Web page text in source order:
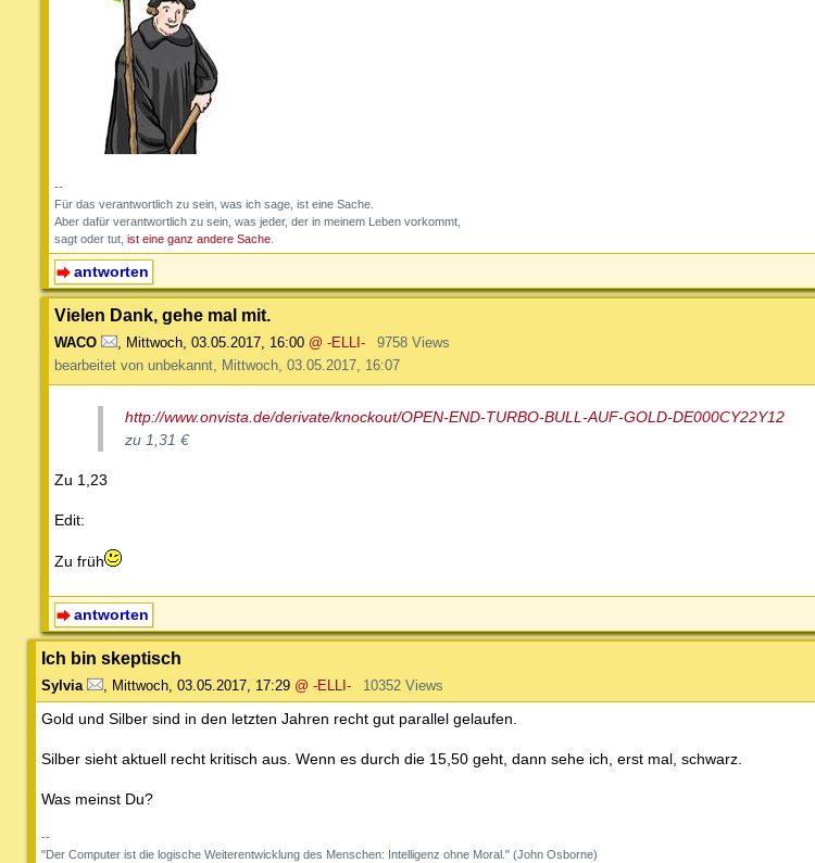
--
Für das verantwortlich zu sein, was ich sage, ist eine Sache.
Aber dafür verantwortlich zu sein, was jeder, der in meinem Leben vorkommt,
sagt oder tut, ist eine ganz andere Sache
antworten
Vielen Dank, gehe mal mit.
WACO Mittwoch, 03.05.2017, 16:00 @ -ELLI-
9758 Views
bearbeitet von unbekannt, Mittwoch, 03.05.2017, 16:07
http://www.onvista.de/derivate/knockout/OPEN-END-TURBO-BULL-AUF-GOLD-DE000CY22Y12
zu 1,31 €
Zu 1,23
Edit:
Zu früh
antworten
Ich bin skeptisch
Sylvia Mittwoch, 03.05.2017, 17:29 @ -ELLI- 10352 Views
Gold und Silber sind in den letzten Jahren recht gut parallel gelaufen.
Silber sieht aktuell recht kritisch aus. Wenn es durch die 15,50 geht, dann sehe ich, erst mal, schwarz.
Was meinst Du?
--
"Der Computer ist die logische Weiterentwicklung des Menschen: Intelligenz ohne Moral." (John Osborne)